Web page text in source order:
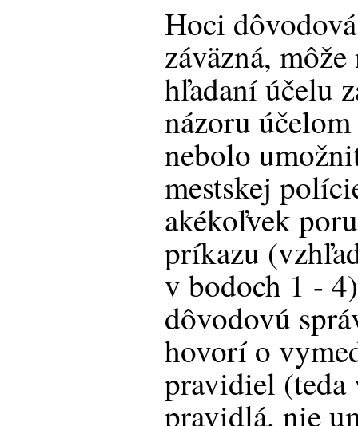
Hoci
záväzná,
hľadaní účelu
názoru
nebolo
mestskej
akékoľvek
príkazu
v bodoch 1 -
dôvodovú
hovorí o
pravidiel
pravidlá, nie